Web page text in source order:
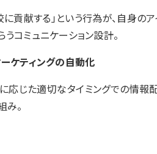
に貢献する」という行為が、自身の
うコミュニケーション設計。
ーケティングの自動化
応じた適切なタイミングでの情報
み。